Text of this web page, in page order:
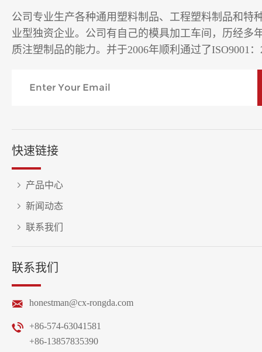
公司专业生产各种通用塑料制品、工程塑料制品和特
业型独资企业。公司有自己的模具加工车间，历经多
质注塑制品的能力。并于2006年顺利通过了ISO9001
快速链接
产品中心
新闻动态
联系我们
联系我们
honestman@cx-rongda.com
+86-574-63041581
+86-13857835390